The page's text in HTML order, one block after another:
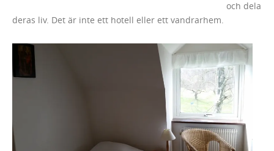
och dela
deras liv. Det är inte ett hotell eller ett vandrarhem.